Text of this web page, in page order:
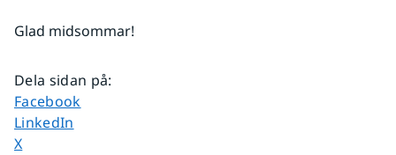
Glad midsommar!
Dela sidan på:
Dela sidan på
Facebook
Dela sidan på
LinkedIn
Dela sidan på
X